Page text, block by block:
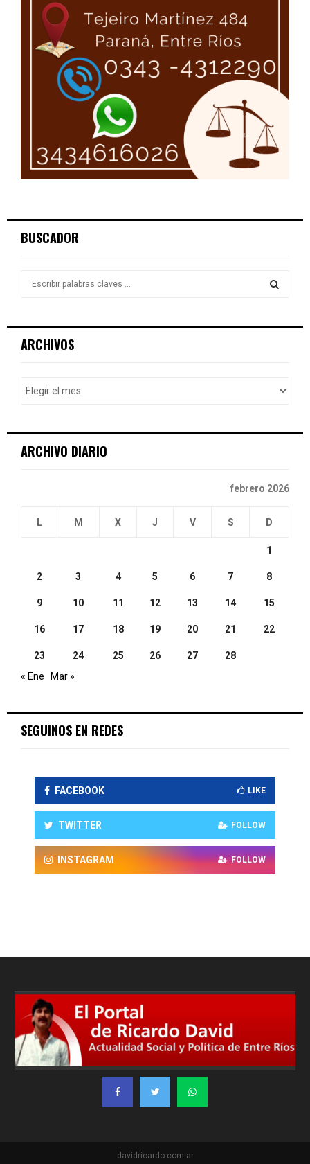
BUSCADOR
h
ARCHIVOS
ARCHIVO DIARIO
febrero 2026
L M X J V S D
1
2 3 4 5 6 7 8
9 10 11 12 13 14 15
16 17 18 19 20 21 22
23 24 25 26 27
28
« Ene
Mar »
SEGUINOS EN REDES
FACEBOOK LIKE
TWITTER FOLLOW
INSTAGRAM FOLLOW
davidricardo.com.ar